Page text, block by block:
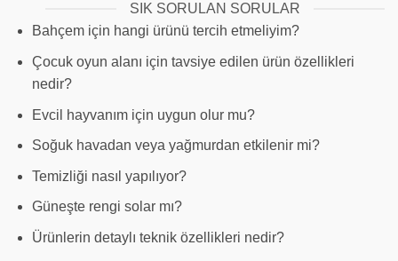
SIK SORULAN SORULAR
Bahçem için hangi ürünü tercih etmeliyim?
Çocuk oyun alanı için tavsiye edilen ürün özellikleri
nedir?
Evcil hayvanım için uygun olur mu?
Soğuk havadan veya yağmurdan etkilenir mi?
Temizliği nasıl yapılıyor?
Güneşte rengi solar mı?
Ürünlerin detaylı teknik özellikleri nedir?